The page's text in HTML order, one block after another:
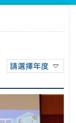
請選擇年度